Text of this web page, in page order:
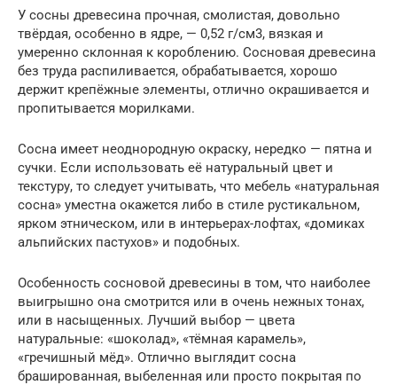
У сосны древесина прочная, смолистая, довольно
твёрдая, особенно в ядре, — 0,52 г/см3, вязкая и
умеренно склонная к короблению. Сосновая древесина
без труда распиливается, обрабатывается, хорошо
держит крепёжные элементы, отлично окрашивается и
пропитывается морилками.
Сосна имеет неоднородную окраску, нередко — пятна и
сучки. Если использовать её натуральный цвет и
текстуру, то следует учитывать, что мебель «натуральная
сосна» уместна окажется либо в стиле рустикальном,
ярком этническом, или в интерьерах-лофтах, «домиках
альпийских пастухов» и подобных.
Особенность сосновой древесины в том, что наиболее
выигрышно она смотрится или в очень нежных тонах,
или в насыщенных. Лучший выбор — цвета
натуральные: «шоколад», «тёмная карамель»,
«гречишный мёд». Отлично выглядит сосна
брашированная, выбеленная или просто покрытая по